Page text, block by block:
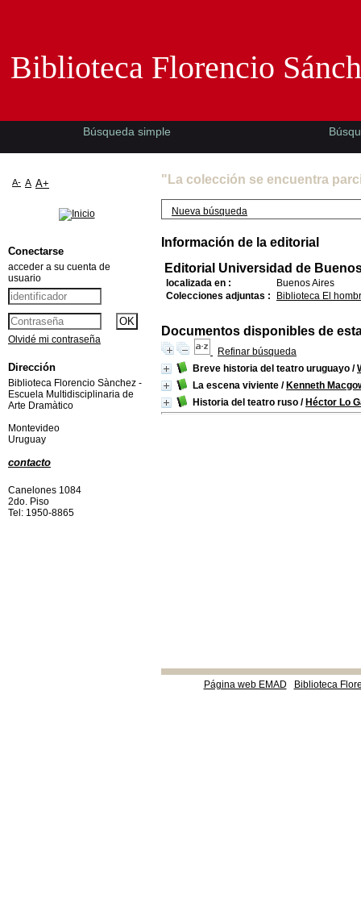
"La colección se encuentra
Nueva búsqueda
Información de la editorial
Editorial Universidad de
localizada en :
Buenos Aires
Colecciones adjuntas :
Biblioteca El
Documentos disponibles de
Refinar búsqueda
Breve historia del teatro uruguayo /
La escena viviente / Kenneth
Historia del teatro ruso / Héctor Lo
Página web EMAD Biblioteca
Biblioteca Florencio
Búsqueda simple
A- A A+
Conectarse
acceder a su cuenta de
usuario
Olvidé mi contraseña
Dirección
Biblioteca Florencio Sànchez -
Escuela Multidisciplinaria de
Arte Dramàtico
Montevideo
Uruguay
contacto
Canelones 1084
2do. Piso
Tel: 1950-8865